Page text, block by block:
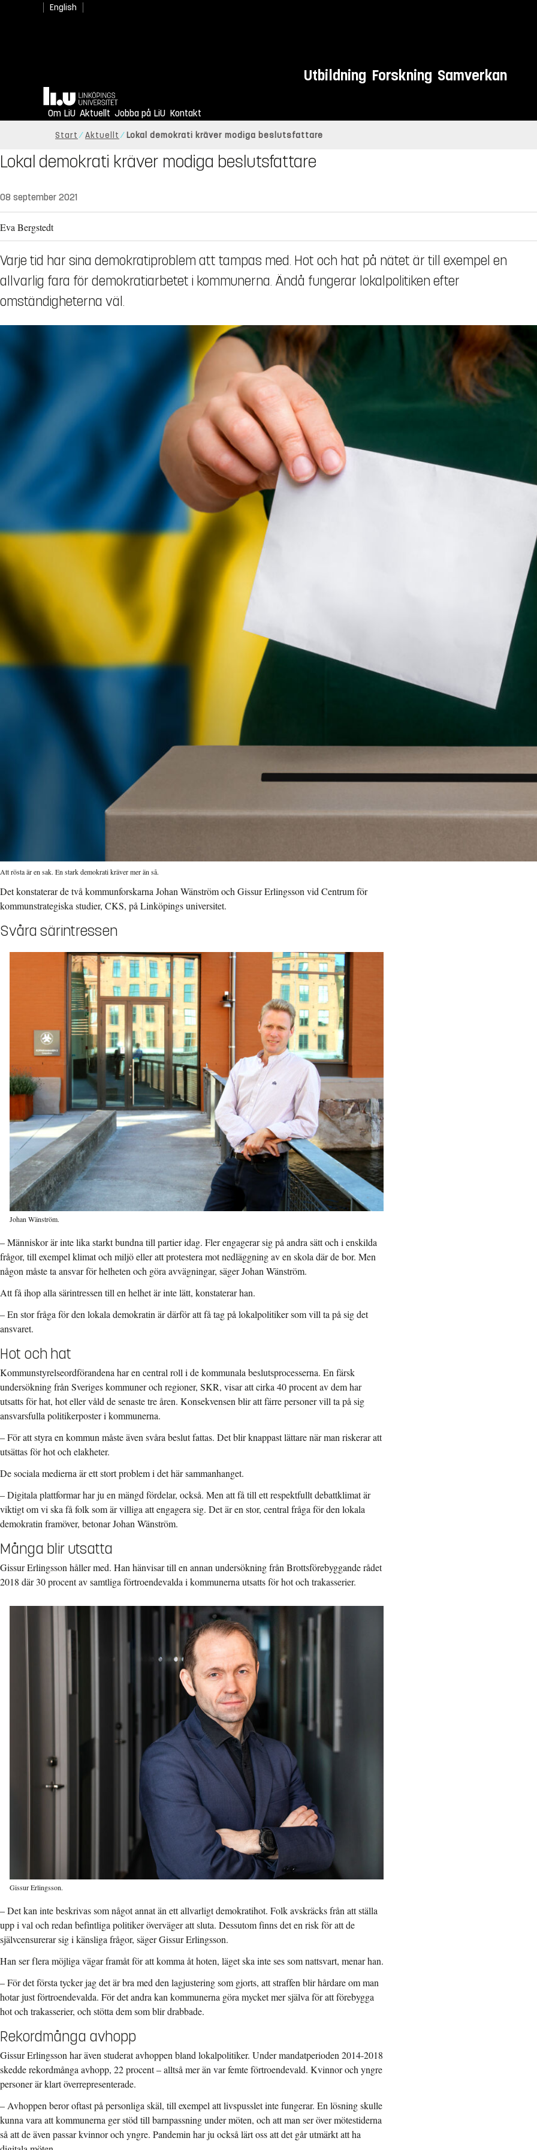
English
Utbildning Forskning Samverkan
Hem
Om LiU Aktuellt Jobba på LiU Kontakt
Start Aktuellt Lokal demokrati kräver modiga beslutsfattare
Lokal demokrati kräver modiga beslutsfattare
08 september 2021
Eva Bergstedt
Varje tid har sina demokratiproblem att tampas med. Hot och hat på nätet är till exempel en
allvarlig fara för demokratiarbetet i kommunerna. Ändå fungerar lokalpolitiken efter
omständigheterna väl.
Att rösta är en sak. En stark demokrati kräver mer än så.
Det konstaterar de två kommunforskarna Johan Wänström och Gissur Erlingsson vid Centrum för
kommunstrategiska studier, CKS, på Linköpings universitet.
Svåra särintressen
Johan Wänström.
– Människor är inte lika starkt bundna till partier idag. Fler engagerar sig på andra sätt och i enskilda
frågor, till exempel klimat och miljö eller att protestera mot nedläggning av en skola där de bor. Men
någon måste ta ansvar för helheten och göra avvägningar, säger Johan Wänström.
Att få ihop alla särintressen till en helhet är inte lätt, konstaterar han.
– En stor fråga för den lokala demokratin är därför att få tag på lokalpolitiker som vill ta på sig det
ansvaret.
Hot och hat
Kommunstyrelseordförandena har en central roll i de kommunala beslutsprocesserna. En färsk
undersökning från Sveriges kommuner och regioner, SKR, visar att cirka 40 procent av dem har
utsatts för hat, hot eller våld de senaste tre åren. Konsekvensen blir att färre personer vill ta på sig
ansvarsfulla politikerposter i kommunerna.
– För att styra en kommun måste även svåra beslut fattas. Det blir knappast lättare när man riskerar att
utsättas för hot och elakheter.
De sociala medierna är ett stort problem i det här sammanhanget.
– Digitala plattformar har ju en mängd fördelar, också. Men att få till ett respektfullt debattklimat är
viktigt om vi ska få folk som är villiga att engagera sig. Det är en stor, central fråga för den lokala
demokratin framöver, betonar Johan Wänström.
Många blir utsatta
Gissur Erlingsson håller med. Han hänvisar till en annan undersökning från Brottsförebyggande rådet
2018 där 30 procent av samtliga förtroendevalda i kommunerna utsatts för hot och trakasserier.
Gissur Erlingsson.
– Det kan inte beskrivas som något annat än ett allvarligt demokratihot. Folk avskräcks från att ställa
upp i val och redan befintliga politiker överväger att sluta. Dessutom finns det en risk för att de
självcensurerar sig i känsliga frågor, säger Gissur Erlingsson.
Han ser flera möjliga vägar framåt för att komma åt hoten, läget ska inte ses som nattsvart, menar han.
– För det första tycker jag det är bra med den lagjustering som gjorts, att straffen blir hårdare om man
hotar just förtroendevalda. För det andra kan kommunerna göra mycket mer själva för att förebygga
hot och trakasserier, och stötta dem som blir drabbade.
Rekordmånga avhopp
Gissur Erlingsson har även studerat avhoppen bland lokalpolitiker. Under mandatperioden 2014-2018
skedde rekordmånga avhopp, 22 procent – alltså mer än var femte förtroendevald. Kvinnor och yngre
personer är klart överrepresenterade.
– Avhoppen beror oftast på personliga skäl, till exempel att livspusslet inte fungerar. En lösning skulle
kunna vara att kommunerna ger stöd till barnpassning under möten, och att man ser över mötestiderna
så att de även passar kvinnor och yngre. Pandemin har ju också lärt oss att det går utmärkt att ha